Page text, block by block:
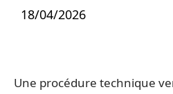
18/04/2026
Une procédure technique